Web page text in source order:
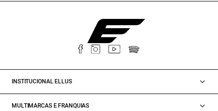
INSTITUCIONAL ELLUS
MULTIMARCAS E FRANQUIAS